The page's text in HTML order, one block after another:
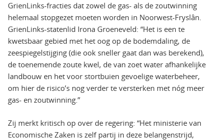
GrienLinks-fracties dat zowel de gas- als de zoutwinning
helemaal stopgezet moeten worden in Noorwest-Fryslân.
GrienLinks-statenlid Irona Groeneveld: “Het is een te
kwetsbaar gebied met het oog op de bodemdaling, de
zeespiegelstijging (die ook sneller gaat dan was berekend),
de toenemende zoute kwel, de van zoet water afhankelijke
landbouw en het voor stortbuien gevoelige waterbeheer,
om hier de risico’s nog verder te versterken met nóg meer
gas- en zoutwinning.”
Zij merkt kritisch op over de regering: “Het ministerie van
Economische Zaken is zelf partij in deze belangenstrijd,